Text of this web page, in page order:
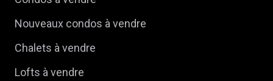
Nouveaux condos à vendre
Chalets à vendre
Lofts à vendre